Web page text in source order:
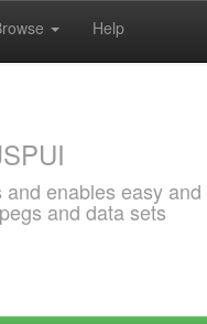
Help
enables easy
and data sets